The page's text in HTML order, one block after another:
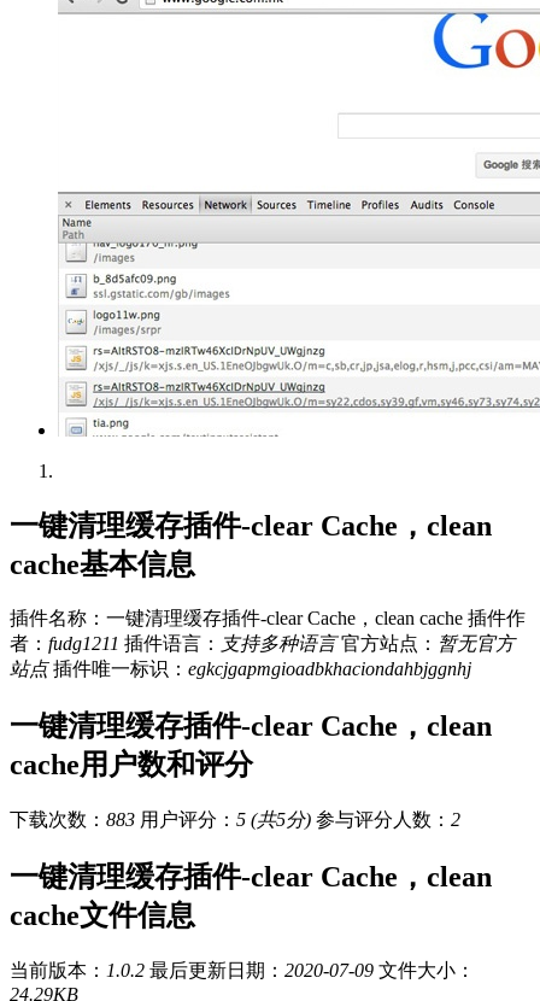
一键清理缓存插件-clear Cache，clean
cache基本信息
插件名称：一键清理缓存插件-clear Cache，clean cache 插件作
者： fudg1211 插件语言： 支持多种语言 官方站点： 暂无官方
站点 插件唯一标识： egkcjgapmgioadbkhaciondahbjggnhj
一键清理缓存插件-clear Cache，clean
cache用户数和评分
下载次数： 883 用户评分： 5 (共5分) 参与评分人数： 2
一键清理缓存插件-clear Cache，clean
cache文件信息
当前版本： 1.0.2 最后更新日期： 2020-07-09 文件大小：
24.29KB